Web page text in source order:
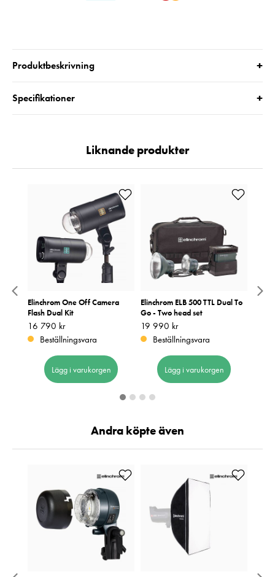
Produktbeskrivning +
Specifikationer +
Liknande produkter
Elinchrom One Off Camera
Flash Dual Kit
Pris :16 790 kr
16 790 kr
Beställningsvara
Lägg i varukorgen
Elinchrom ELB 500 TTL Dual To
Go - Two head set
Pris :19 990 kr
19 990 kr
Beställningsvara
Lägg i varukorgen
Andra köpte även